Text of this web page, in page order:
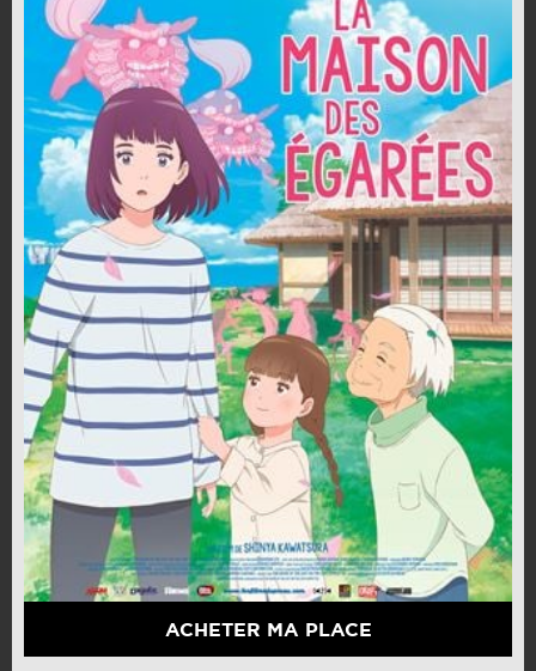
ACHETER MA PLACE